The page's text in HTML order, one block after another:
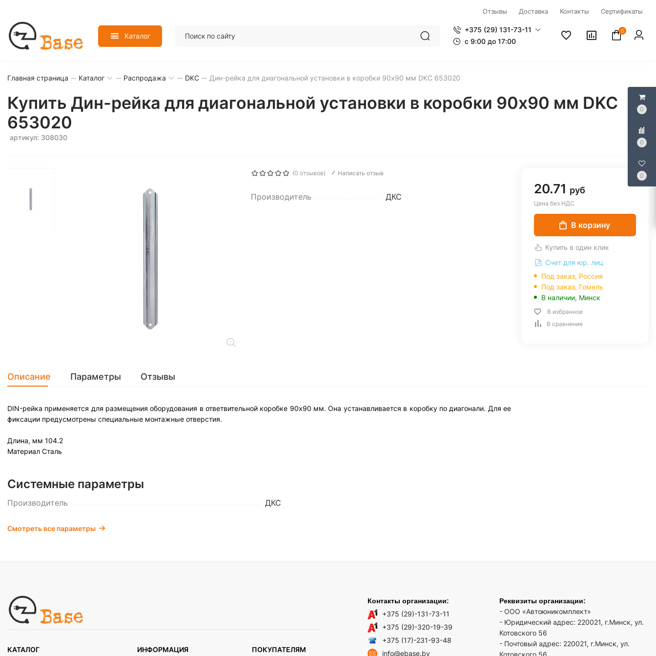
0
0
0
Отзывы Доставка Контакты Сертификаты
Каталог
+375 (29) 131-73-11
c 9:00 до 17:00
0
Главная страница Каталог Распродажа DKC Дин-рейка для диагональной установки в коробки 90х90 мм DKC 653020
Купить Дин-рейка для диагональной установки в коробки 90х90 мм DKC
653020
артикул: 308030
(0 отзывов) Написать отзыв
Производитель ДКС
20.71 руб
Цена без НДС
В корзину
Купить в один клик
Счет для юр. лиц
Под заказ, Россия
Под заказ, Гомель
В наличии, Минск
В избранное
В сравнение
Описание Параметры Отзывы
DIN-рейка применяется для размещения оборудования в ответвительной коробке 90х90 мм. Она устанавливается в коробку по диагонали. Для ее
фиксации предусмотрены специальные монтажные отверстия.
Длина, мм 104.2
Материал Сталь
Системные параметры
Производитель ДКС
Смотреть все параметры
КАТАЛОГ ИНФОРМАЦИЯ ПОКУПАТЕЛЯМ
Контакты организации:
+375 (29)-131-73-11
+375 (29)-320-19-39
+375 (17)-231-93-48
info@ebase.by
Реквизиты организации:
- ООО «Автоюникомплект»
- Юридический адрес: 220021, г.Минск, ул.
Котовского 56
- Почтовый адрес: 220021, г.Минск, ул.